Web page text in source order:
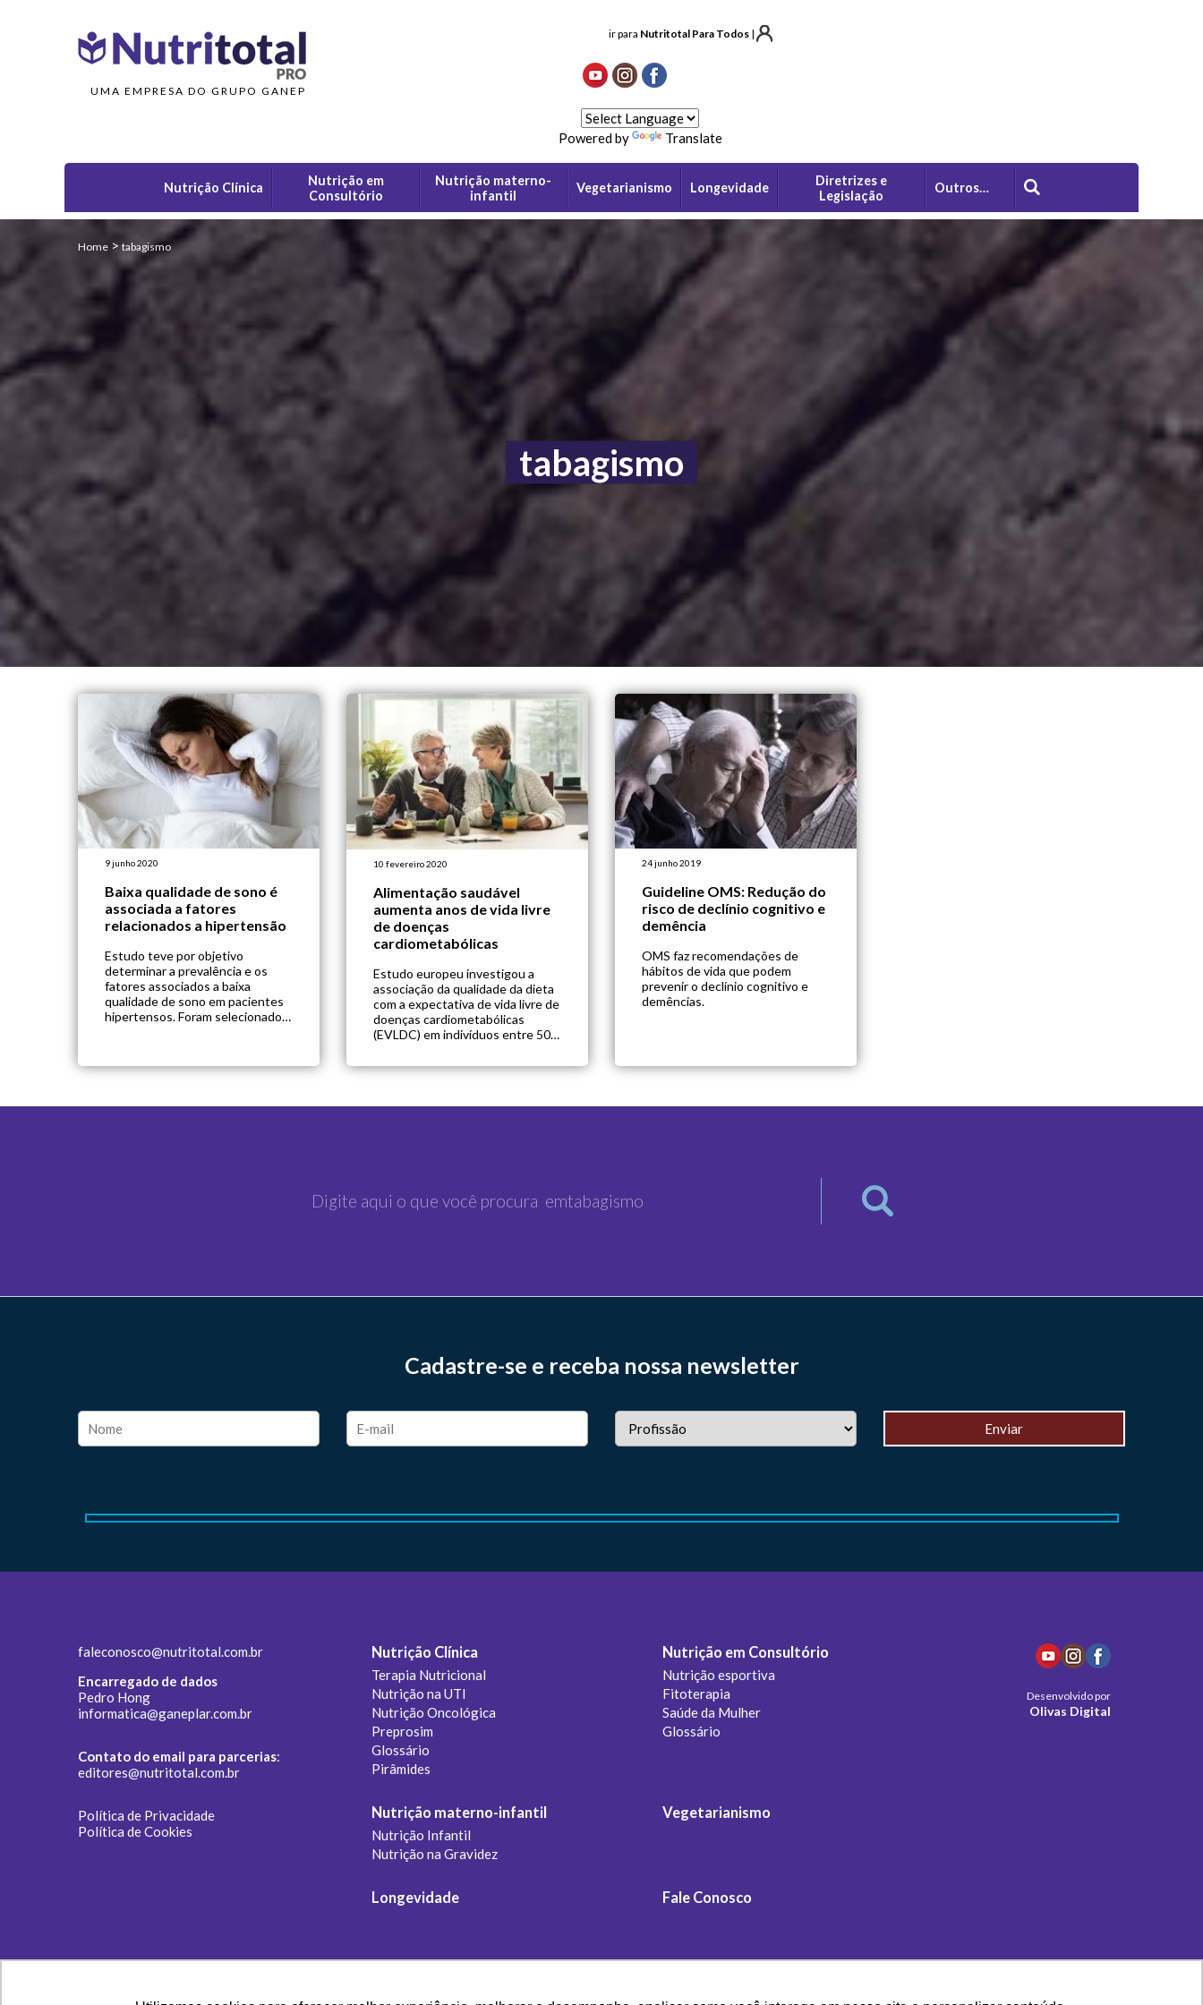
UMA EMPRESA DO GRUPO GANEP
Powered by Translate
ir para Nutritotal Para Todos |
Nutrição Clínica
Nutrição em
Consultório
Nutrição materno-
infantil
Vegetarianismo Longevidade
Diretrizes e
Legislação
Outros…
Home >tabagismo
tabagismo
9 junho 2020
Baixa qualidade de sono é
associada a fatores
relacionados a hipertensão
Estudo teve por objetivo
determinar a prevalência e os
fatores associados a baixa
qualidade de sono em pacientes
hipertensos. Foram selecionados
frequentavam o hospital em que
participantes responderam a
10 fevereiro 2020
Alimentação saudável
aumenta anos de vida livre
de doenças
cardiometabólicas
Estudo europeu investigou a
associação da qualidade da dieta
com a expectativa de vida livre de
doenças cardiometabólicas
(EVLDC) em indivíduos entre 50 e
utilizados dados de um estudo
durante 25 anos. Neste período,
24 junho 2019
Guideline OMS: Redução do
risco de declínio cognitivo e
demência
OMS faz recomendações de
hábitos de vida que podem
prevenir o declínio cognitivo e
demências.
Cadastre-se e receba nossa newsletter
faleconosco@nutritotal.com.br
Encarregado de dados
Pedro Hong
informatica@ganeplar.com.br
Contato do email para parcerias:
editores@nutritotal.com.br
Política de Privacidade
Política de Cookies
Nutrição Clínica
Terapia Nutricional
Nutrição na UTI
Nutrição Oncológica
Preprosim
Glossário
Pirâmides
Nutrição em Consultório
Nutrição esportiva
Fitoterapia
Saúde da Mulher
Glossário
Nutrição materno-infantil
Nutrição Infantil
Nutrição na Gravidez
Vegetarianismo
Longevidade Fale Conosco
Desenvolvido por
Olivas Digital